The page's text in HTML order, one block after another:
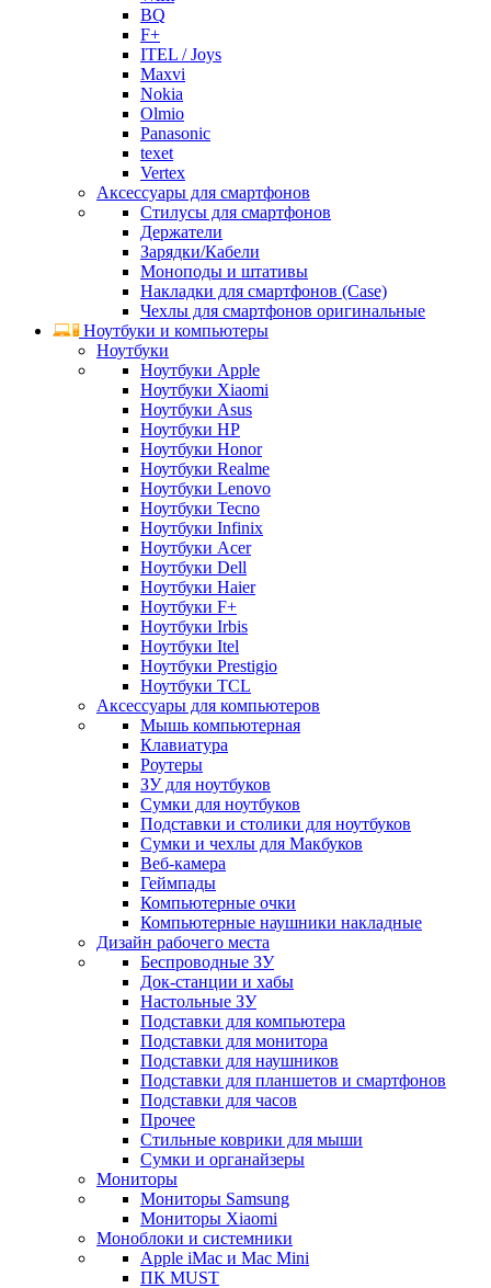
BQ
F+
ITEL / Joys
Maxvi
Nokia
Olmio
Panasonic
texet
Vertex
Аксессуары для смартфонов
Стилусы для смартфонов
Держатели
Зарядки/Кабели
Моноподы и штативы
Накладки для смартфонов (Case)
Чехлы для смартфонов оригинальные
Ноутбуки и компьютеры
Ноутбуки
Ноутбуки Apple
Ноутбуки Xiaomi
Ноутбуки Asus
Ноутбуки HP
Ноутбуки Honor
Ноутбуки Realme
Ноутбуки Lenovo
Ноутбуки Tecno
Ноутбуки Infinix
Ноутбуки Acer
Ноутбуки Dell
Ноутбуки Haier
Ноутбуки F+
Ноутбуки Irbis
Ноутбуки Itel
Ноутбуки Prestigio
Ноутбуки TCL
Аксессуары для компьютеров
Мышь компьютерная
Клавиатура
Роутеры
ЗУ для ноутбуков
Сумки для ноутбуков
Подставки и столики для ноутбуков
Сумки и чехлы для Макбуков
Веб-камера
Геймпады
Компьютерные очки
Компьютерные наушники накладные
Дизайн рабочего места
Беспроводные ЗУ
Док-станции и хабы
Настольные ЗУ
Подставки для компьютера
Подставки для монитора
Подставки для наушников
Подставки для планшетов и смартфонов
Подставки для часов
Прочее
Стильные коврики для мыши
Сумки и органайзеры
Мониторы
Мониторы Samsung
Мониторы Xiaomi
Моноблоки и системники
Apple iMac и Mac Mini
ПК MUST